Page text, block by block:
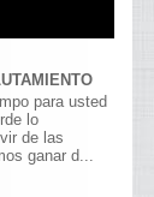
para usted
lo
de las
ganar d...